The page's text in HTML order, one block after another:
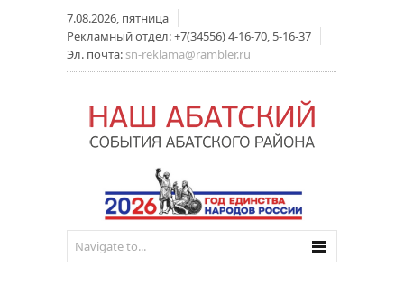
7.08.2026, пятница
Рекламный отдел: +7(34556) 4-16-70, 5-16-37
Эл. почта: sn-reklama@rambler.ru